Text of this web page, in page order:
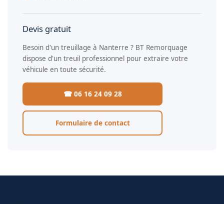
Devis gratuit
Besoin d'un treuillage à Nanterre ? BT Remorquage
dispose d'un treuil professionnel pour extraire votre
véhicule en toute sécurité.
☎ 06 16 24 09 28
Formulaire de contact